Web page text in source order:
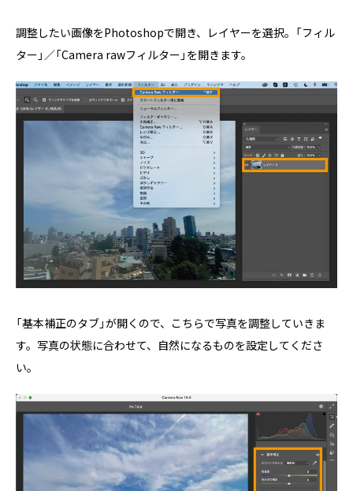
調整したい画像をPhotoshopで開き、レイヤーを選択。「フィル
ター」／「Camera rawフィルター」を開きます。
「基本補正のタブ」が開くので、こちらで写真を調整していきま
す。写真の状態に合わせて、自然になるものを設定してくださ
い。